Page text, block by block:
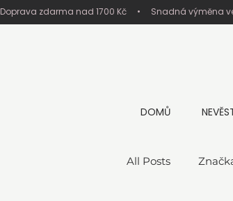
Doprava zdarma nad 1700 Kč     •     Snadná výměna
DOMŮ
All Posts